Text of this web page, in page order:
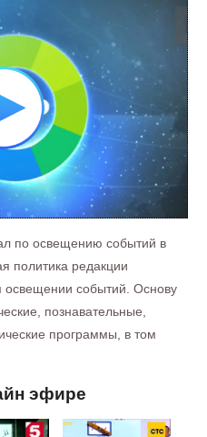
по освещению событий в
политика редакции
освещении событий. Основу
познавательные,
программы, в том
эфире